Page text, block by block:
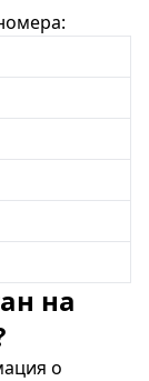
на
о